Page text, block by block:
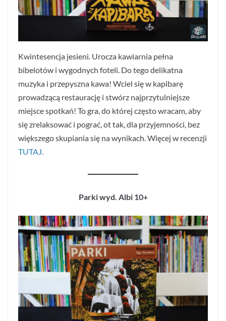
Kwintesencja jesieni. Urocza kawiarnia pełna
bibelotów i wygodnych foteli. Do tego delikatna
muzyka i przepyszna kawa! Wciel się w kapibarę
prowadzącą restaurację i stwórz najprzytulniejsze
miejsce spotkań! To gra, do której często wracam, aby
się zrelaksować i pograć, ot tak, dla przyjemności, bez
większego skupiania się na wynikach. Więcej w recenzji
TUTAJ.
Parki wyd. Albi 10+